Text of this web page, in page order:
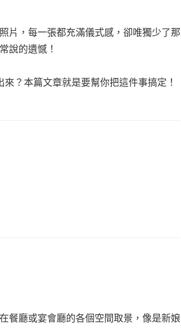
，每一張都充滿儀式感，卻唯獨少了那
說的遺憾！
？本篇文章就是要幫你把這件事搞定！
餐廳或宴會廳的各個空間取景，像是新娘